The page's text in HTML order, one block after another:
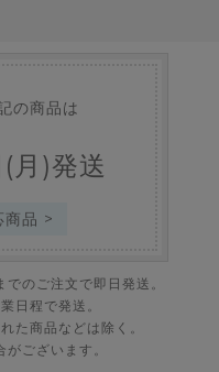
の商品は
(月)発送
商品 >
でのご注文で即日発送。
日程で発送。
た商品などは除く。
ございます。